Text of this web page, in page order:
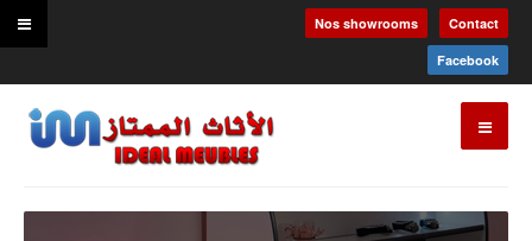
Contact
Nos showrooms
Facebook